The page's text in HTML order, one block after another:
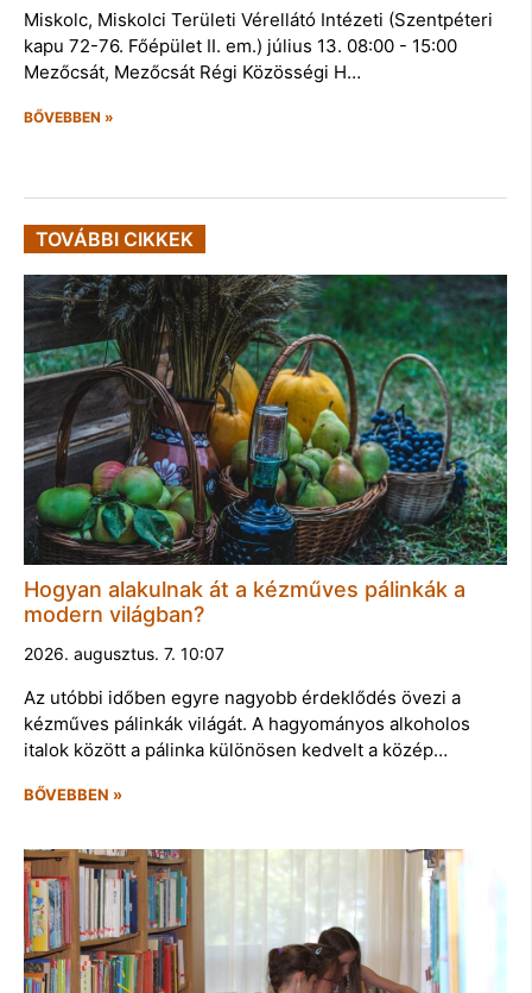
Miskolc, Miskolci Területi Vérellátó Intézeti (Szentpéteri
kapu 72-76. Főépület II. em.) július 13. 08:00 - 15:00
Mezőcsát, Mezőcsát Régi Közösségi H…
BŐVEBBEN »
TOVÁBBI CIKKEK
Hogyan alakulnak át a kézműves pálinkák a
modern világban?
2026. augusztus. 7. 10:07
Az utóbbi időben egyre nagyobb érdeklődés övezi a
kézműves pálinkák világát. A hagyományos alkoholos
italok között a pálinka különösen kedvelt a közép…
BŐVEBBEN »